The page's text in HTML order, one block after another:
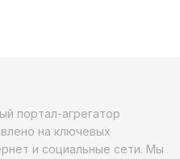
портал-агрегатор
на ключевых
и социальные сети. Мы